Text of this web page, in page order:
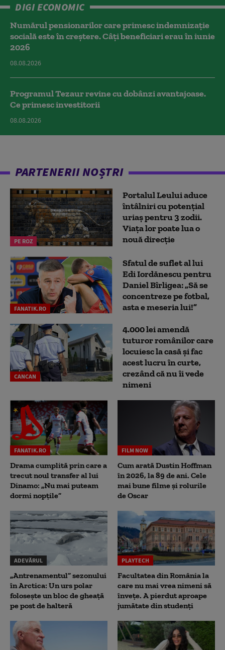
DIGI ECONOMIC
Numărul pensionarilor care primesc indemnizaţie
socială este în creștere. Câți beneficiari erau în iunie
2026
08.08.2026
Programul Tezaur revine cu dobânzi avantajoase.
Ce primesc investitorii
08.08.2026
PARTENERII NOȘTRI
PE ROZ
Portalul Leului aduce
întâlniri cu potențial
uriaș pentru 3 zodii.
Viața lor poate lua o
nouă direcție
FANATIK.RO
Sfatul de suflet al lui
Edi Iordănescu pentru
Daniel Bîrligea: „Să se
concentreze pe fotbal,
asta e meseria lui!”
CANCAN
4.000 lei amendă
tuturor românilor care
locuiesc la casă și fac
acest lucru în curte,
crezând că nu îi vede
nimeni
FANATIK.RO
Drama cumplită prin care a
trecut noul transfer al lui
Dinamo: „Nu mai puteam
dormi nopțile”
FILM NOW
Cum arată Dustin Hoffman
în 2026, la 89 de ani. Cele
mai bune filme și rolurile
de Oscar
ADEVĂRUL
„Antrenamentul” sezonului
în Arctica: Un urs polar
folosește un bloc de gheață
pe post de halteră
PLAYTECH
Facultatea din România la
care nu mai vrea nimeni să
înveţe. A pierdut aproape
jumătate din studenţi